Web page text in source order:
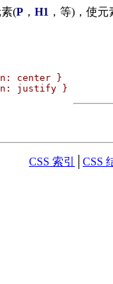
(P， H1 ，等)，使
center }
justify }
CSS 索引 CSS